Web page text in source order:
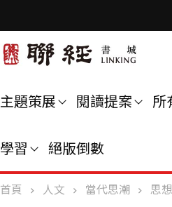
主題策展 閱讀提案 所
學習 絕版倒數
首頁 人文 當代思潮 思